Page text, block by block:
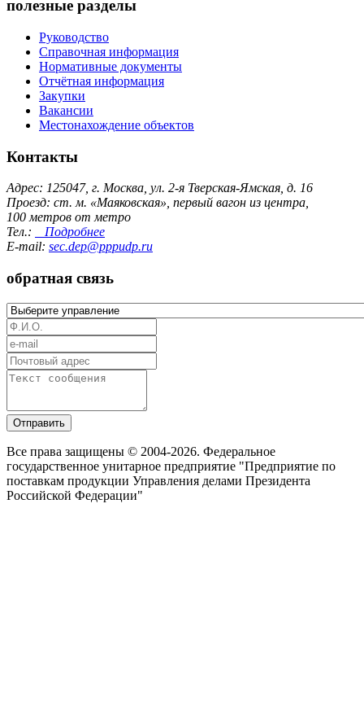
полезные разделы
Руководство
Справочная информация
Нормативные документы
Отчётная информация
Закупки
Вакансии
Местонахождение объектов
Контакты
Адрес: 125047, г. Москва, ул. 2-я Тверская-Ямская, д. 16
Проезд: ст. м. «Маяковская», первый вагон из центра,
100 метров от метро
Тел.:
Подробнее
E-mail: sec.dep@pppudp.ru
обратная связь
Отправить
Все права защищены © 2004-2026. Федеральное
государственное унитарное предприятие "Предприятие по
поставкам продукции Управления делами Президента
Российской Федерации"